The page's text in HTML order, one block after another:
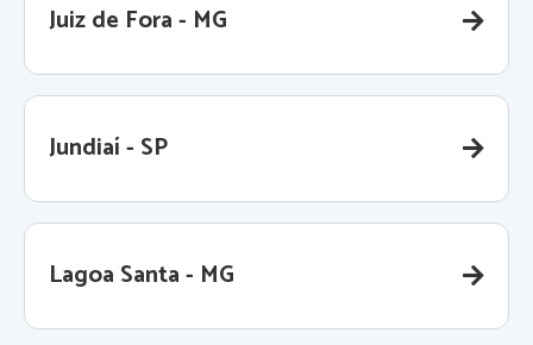
Juiz de Fora - MG
Jundiaí - SP
Lagoa Santa - MG